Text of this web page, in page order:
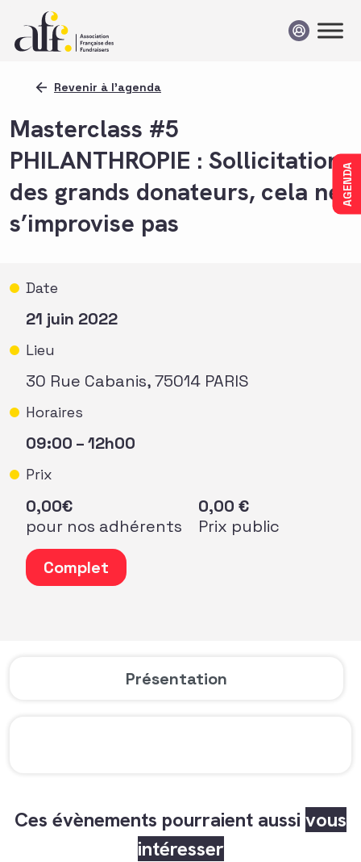
AGENDA
Revenir à l'agenda
Masterclass #5
PHILANTHROPIE : Sollicitation
des grands donateurs, cela ne
s’improvise pas
Date
21 juin 2022
Lieu
30 Rue Cabanis, 75014 PARIS
Horaires
09:00 – 12h00
Prix
0,00€
pour nos adhérents
0,00 €
Prix public
quantité de Masterclass #5 PHILANTHROPIE :
Complet
Présentation
Ces évènements pourraient aussi vous
intéresser